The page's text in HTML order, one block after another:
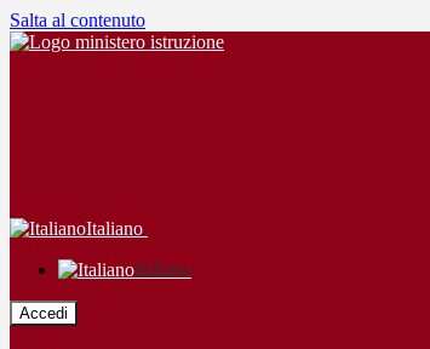
Salta al contenuto
Italiano
Italiano
Accedi